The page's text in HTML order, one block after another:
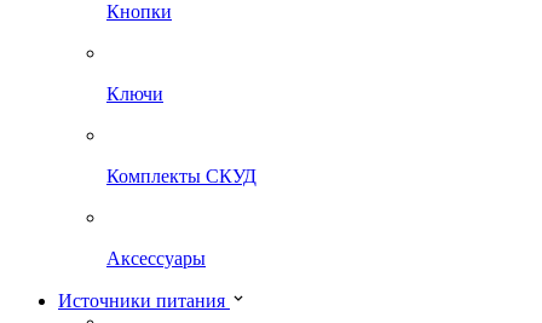
Кнопки
Ключи
Комплекты СКУД
Аксессуары
Источники питания